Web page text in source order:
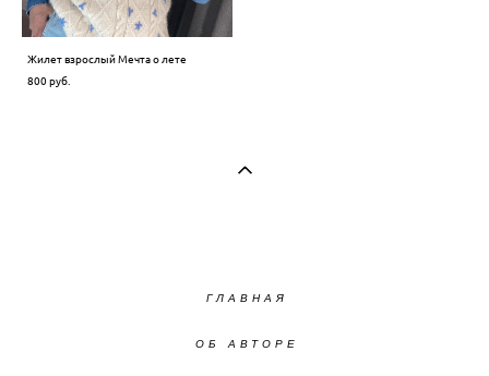
Жилет взрослый Мечта о лете
800 pуб.
ГЛАВНАЯ
ОБ АВТОРЕ